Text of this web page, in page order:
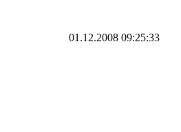
01.12.2008 09:25:33